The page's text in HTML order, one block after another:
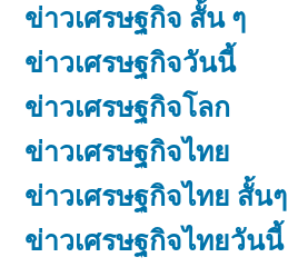
ข่าวเศรษฐกิจ สั้น ๆ
ข่าวเศรษฐกิจวันนี้
ข่าวเศรษฐกิจโลก
ข่าวเศรษฐกิจไทย
ข่าวเศรษฐกิจไทย สั้นๆ
ข่าวเศรษฐกิจไทยวันนี้